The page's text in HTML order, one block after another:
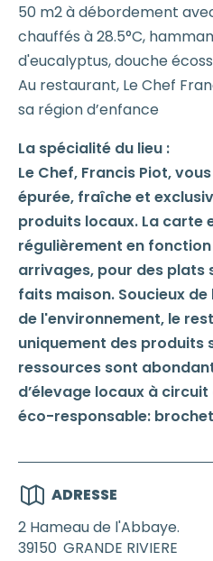
50 m2 à débordement
chauffés à 28.5°C,
d'eucalyptus, douche
Au restaurant, Le Chef
sa région d’enfance
La spécialité du lieu :
Le Chef, Francis Piot,
épurée, fraîche et
produits locaux. La carte
régulièrement en
arrivages, pour des plats
faits maison. Soucieux
de l'environnement, le
uniquement des produits
ressources sont
d’élevage locaux à
éco-responsable:
ADRESSE
2 Hameau de l'Abbaye.
39150 GRANDE RIVIERE